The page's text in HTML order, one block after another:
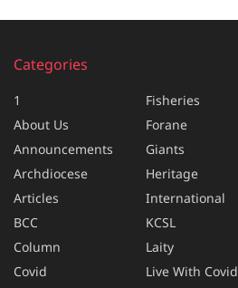
Categories
1
About Us
Announcements
Archdiocese
Articles
BCC
Column
Covid
Fisheries
Forane
Giants
Heritage
International
KCSL
Laity
Live With Covid